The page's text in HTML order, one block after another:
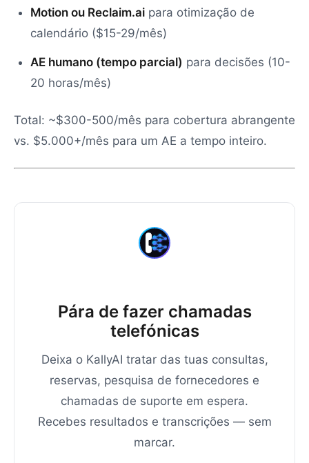
Motion ou Reclaim.ai para otimização de
calendário ($15-29/mês)
AE humano (tempo parcial) para decisões (10-
20 horas/mês)
Total: ~$300-500/mês para cobertura abrangente
vs. $5.000+/mês para um AE a tempo inteiro.
Pára de fazer chamadas
telefónicas
Deixa o KallyAI tratar das tuas consultas,
reservas, pesquisa de fornecedores e
chamadas de suporte em espera.
Recebes resultados e transcrições — sem
marcar.